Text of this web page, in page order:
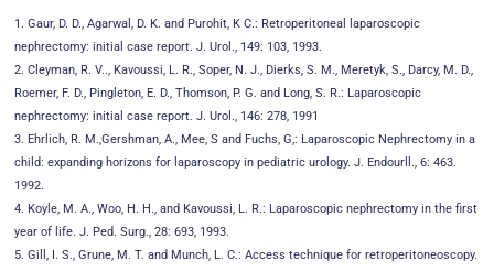
1. Gaur, D. D., Agarwal, D. K. and Purohit, K C.: Retroperitoneal laparoscopic
nephrectomy: initial case report. J. Urol., 149: 103, 1993.
2. Cleyman, R. V.., Kavoussi, L. R., Soper, N. J., Dierks, S. M., Meretyk, S., Darcy, M. D.,
Roemer, F. D., Pingleton, E. D., Thomson, P. G. and Long, S. R.: Laparoscopic
nephrectomy: initial case report. J. Urol., 146: 278, 1991
3. Ehrlich, R. M.,Gershman, A., Mee, S and Fuchs, G,: Laparoscopic Nephrectomy in a
child: expanding horizons for laparoscopy in pediatric urology. J. Endourll., 6: 463.
1992.
4. Koyle, M. A., Woo, H. H., and Kavoussi, L. R.: Laparoscopic nephrectomy in the first
year of life. J. Ped. Surg., 28: 693, 1993.
5. Gill, I. S., Grune, M. T. and Munch, L. C.: Access technique for retroperitoneoscopy.